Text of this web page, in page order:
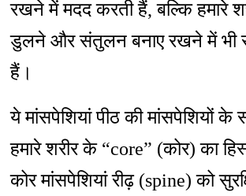
रखने में मदद करती हैं, बल्कि हमारे
डुलने और संतुलन बनाए रखने में भी
हैं।
ये मांसपेशियां पीठ की मांसपेशियों के
हमारे शरीर के “core” (कोर) का
कोर मांसपेशियां रीढ़ (spine) को